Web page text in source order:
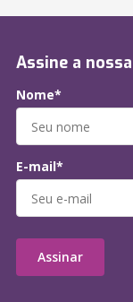
Assine a
Nome*
E-mail*
Assinar